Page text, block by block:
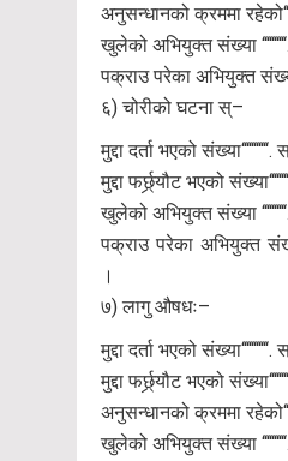
अनुसन्धानको क्रममा
खुलेको अभियुक्त संख्या
पक्राउ परेका अभियुक्त संख्या
६) चोरीको घटना स्–
मुद्दा दर्ता भएको
मुद्दा फर्छ्र्यौट भएको
खुलेको अभियुक्त संख्या
पक्राउ परेका अभियुक्त
।
७) लागु औषधः–
मुद्दा दर्ता भएको
मुद्दा फर्छ्र्यौट भएको
अनुसन्धानको क्रममा
खुलेको अभियुक्त संख्या